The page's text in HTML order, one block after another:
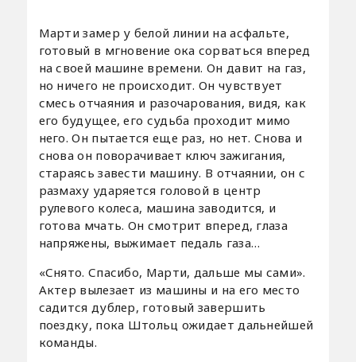
Марти замер у белой линии на асфальте,
готовый в мгновение ока сорваться вперед
на своей машине времени. Он давит на газ,
но ничего не происходит. Он чувствует
смесь отчаяния и разочарования, видя, как
его будущее, его судьба проходит мимо
него. Он пытается еще раз, но нет. Снова и
снова он поворачивает ключ зажигания,
стараясь завести машину. В отчаянии, он с
размаху ударяется головой в центр
рулевого колеса, машина заводится, и
готова мчать. Он смотрит вперед, глаза
напряжены, выжимает педаль газа…
«Снято. Спасибо, Марти, дальше мы сами».
Актер вылезает из машины и на его место
садится дублер, готовый завершить
поездку, пока Штольц ожидает дальнейшей
команды.